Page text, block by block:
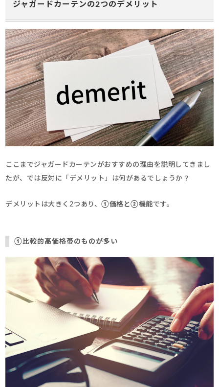
ジャガードカーテンの2つのデメリット
ここまでジャガードカーテンがおすすめの理由を説明してきまし
たが、では反対に「デメリット」は何があるでしょうか？
デメリットは大きく2つあり、①価格と②機能です。
①比較的高価格帯のものが多い